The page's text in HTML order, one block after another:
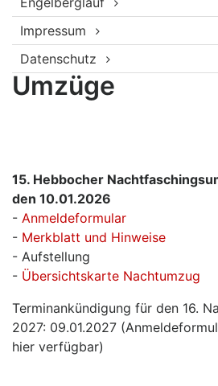
Impressum
Datenschutz
Umzüge
15. Hebbocher
den 10.01.2026
- Anmeldeformular
- Merkblatt und Hinweise
- Aufstellung
- Übersichtskarte Nachtumzug
Terminankündigung für den 16.
2027: 09.01.2027
hier verfügbar)